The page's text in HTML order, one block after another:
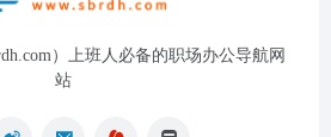
）上班人必备的职场办公导航网
站